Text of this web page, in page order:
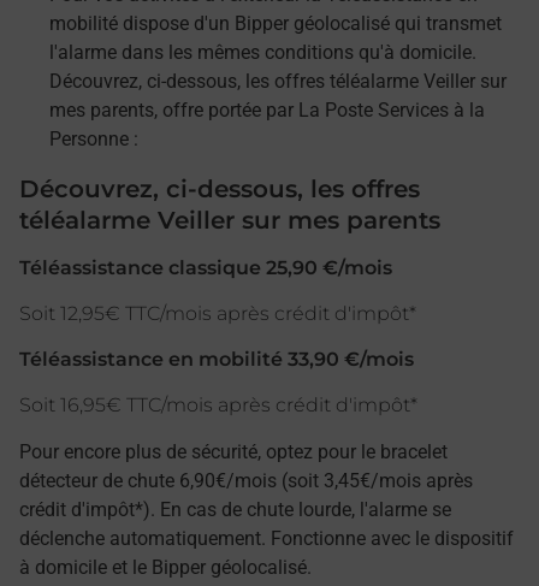
mobilité dispose d'un Bipper géolocalisé qui transmet
l'alarme dans les mêmes conditions qu'à domicile.
Découvrez, ci-dessous, les offres téléalarme Veiller sur
mes parents, offre portée par La Poste Services à la
Personne :
Découvrez, ci-dessous, les offres
téléalarme Veiller sur mes parents
Téléassistance classique 25,90 €/mois
Soit 12,95€ TTC/mois après crédit d'impôt*
Téléassistance en mobilité 33,90 €/mois
Soit 16,95€ TTC/mois après crédit d'impôt*
Pour encore plus de sécurité, optez pour le bracelet
détecteur de chute 6,90€/mois (soit 3,45€/mois après
crédit d'impôt*). En cas de chute lourde, l'alarme se
déclenche automatiquement. Fonctionne avec le dispositif
à domicile et le Bipper géolocalisé.